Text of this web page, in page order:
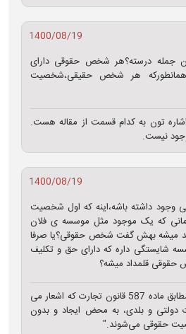
1400/08/19
جمله درسته؟هر شخص حقوقی دارای
هر شخص حقیقی،شخصیت
تون به کدام قسمت از مقاله هست.
نیست.
1400/08/19
وجود داشته باشه،اینه که اول شخصیت
که یک موجود مثل موسسه ی فلان
میشه بهش گفت شخص حقوقی؟یا صرفا
شایستگی داره که دارای حق و تکلیف
حقوقی قلمداد میشه؟
با سلام. مطابق ماده 587 قانون تجارت که اشعار می
دولتی و بلدی، به محض ایجاد و بدون
حقوقی می‌شوند."